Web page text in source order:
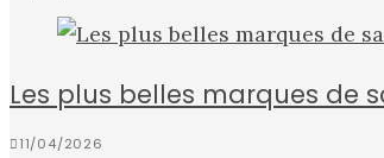
Les plus belles marques de
11/04/2026